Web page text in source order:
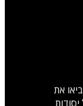
את
על יסודות